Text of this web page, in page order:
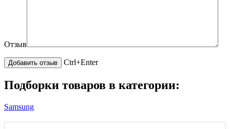
Отзыв
Ctrl+Enter
Подборки товаров в категории:
Samsung